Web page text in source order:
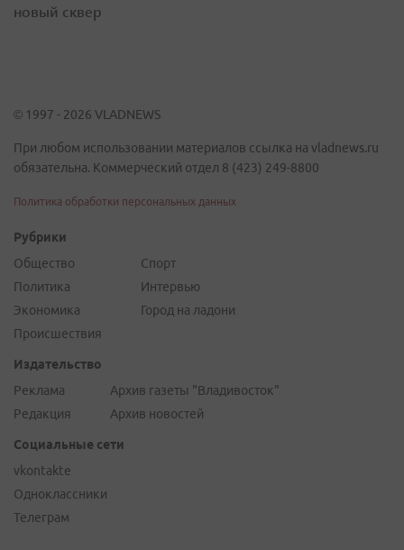
новый сквер
© 1997 - 2026 VLADNEWS
При любом использовании материалов ссылка на vladnews.ru
обязательна. Коммерческий отдел 8 (423) 249-8800
Политика обработки персональных данных
Рубрики
Общество
Политика
Экономика
Происшествия
Спорт
Интервью
Город на ладони
Издательство
Реклама
Редакция
Архив газеты "Владивосток"
Архив новостей
Социальные сети
vkontakte
Одноклассники
Телеграм